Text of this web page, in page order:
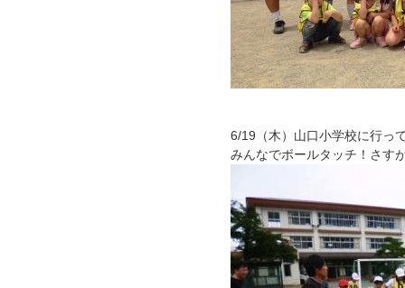
6/19（木）山口小学校に行っ
みんなでボールタッチ！さす